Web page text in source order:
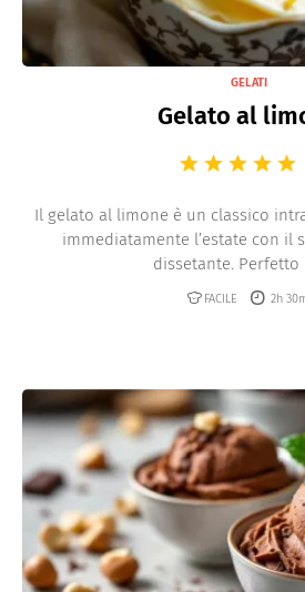
GELATI
Gelato al
Il gelato al limone è un classico
immediatamente l’estate con il
dissetante. Perfetto
FACILE 2h